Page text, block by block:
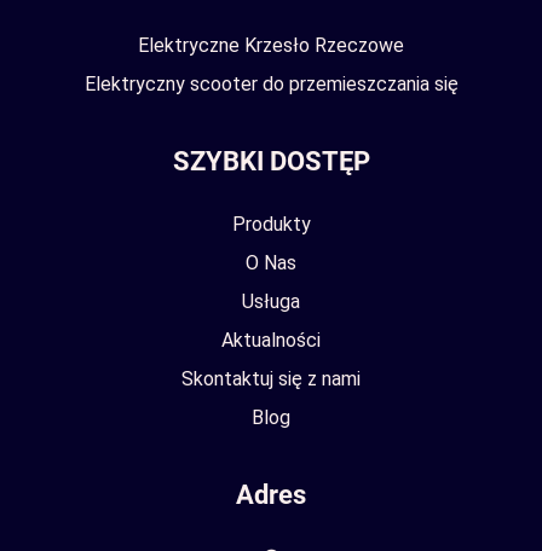
Elektryczne Krzesło Rzeczowe
Elektryczny scooter do przemieszczania się
SZYBKI DOSTĘP
Produkty
O Nas
Usługa
Aktualności
Skontaktuj się z nami
Blog
Adres